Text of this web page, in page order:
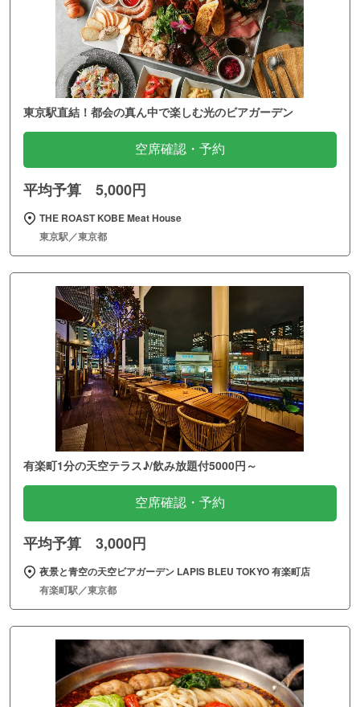
東京駅直結！都会の真ん中で楽しむ光のビアガーデン
空席確認・予約
平均予算 5,000円
THE ROAST KOBE Meat House
東京駅／東京都
有楽町1分の天空テラス♪/飲み放題付5000円～
空席確認・予約
平均予算 3,000円
夜景と青空の天空ビアガーデン LAPIS BLEU TOKYO 有楽町店
有楽町駅／東京都